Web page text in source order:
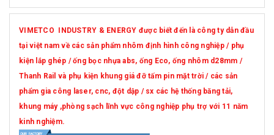
VIMETCO INDUSTRY & ENERGY được biết đến là công ty dẫn đầu
tại việt nam về các sản phẩm nhôm định hình công nghiệp / phụ
kiện lắp ghép / ống bọc nhựa abs, ống Eco, ống nhôm d28mm /
Thanh Rail và phụ kiện khung giá đỡ tấm pin mặt trời / các sản
phẩm gia công laser, cnc, đột dập / sx các hệ thống băng tải,
khung máy ,phòng sạch lĩnh vực công nghiệp phụ trợ với 11 năm
kinh nghiệm.